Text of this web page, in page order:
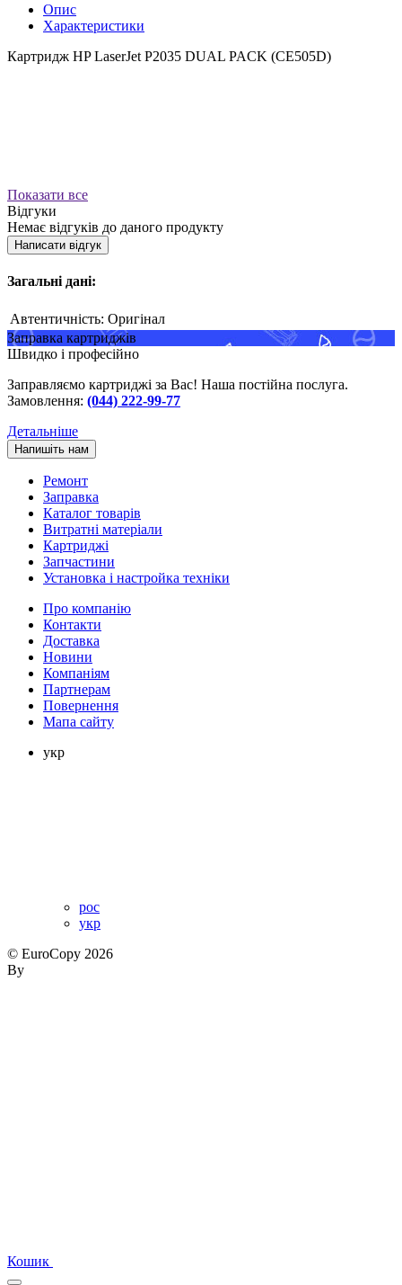
Опис
Характеристики
Картридж HP LaserJet P2035 DUAL PACK (CE505D)
Показати все
Відгуки
Немає відгуків до даного продукту
Написати відгук
Загальні дані:
Автентичність: Оригінал
Заправка картриджів
Швидко і професійно
Заправляємо картриджі за Вас! Наша постійна послуга.
Замовлення: (044) 222-99-77
Детальніше
Напишіть нам
Ремонт
Заправка
Каталог товарів
Витратні матеріали
Картриджі
Запчастини
Установка і настройка техніки
Про компанію
Контакти
Доставка
Новини
Компаніям
Партнерам
Повернення
Мапа сайту
укр
рос
укр
© EuroCopy 2026
By
Кошик